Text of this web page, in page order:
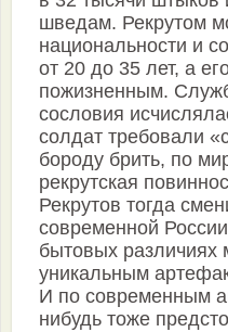
шведам. Рекрутом
национальности и
от 20 до 35 лет, а
пожизненным.
сословия
солдат требовали
бороду брить, по
рекрутская
Рекрутов тогда
современной
бытовых
уникальным
И по современным
нибудь тоже